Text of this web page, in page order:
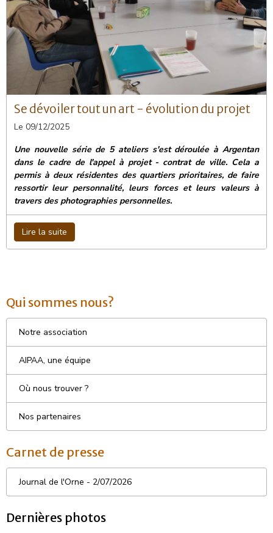
Se dévoiler tout un art - évolution du projet
Le 09/12/2025
Une nouvelle série de 5 ateliers s'est déroulée à Argentan
dans le cadre de l'appel à projet - contrat de ville. Cela a
permis à deux résidentes des quartiers prioritaires, de faire
ressortir leur personnalité, leurs forces et leurs valeurs à
travers des photographies personnelles.
Lire la suite
Qui sommes nous?
Notre association
AIPAA, une équipe
Où nous trouver ?
Nos partenaires
Carnet de presse
Journal de l'Orne - 2/07/2026
Dernières photos